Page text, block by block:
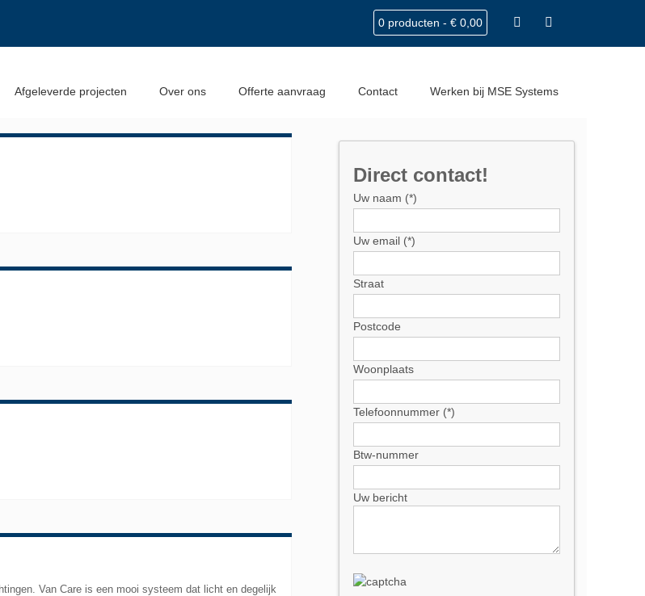
0 producten - € 0,00
Afgeleverde projecten Over ons Offerte aanvraag Contact Werken bij MSE Systems
Van Care is een mooi systeem dat licht en degelijk
Direct contact!
Uw naam (*)
Uw email (*)
Straat
Postcode
Woonplaats
Telefoonnummer (*)
Btw-nummer
Uw bericht